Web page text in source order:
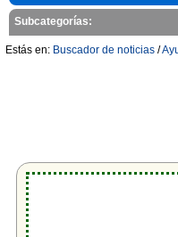
Subcategorías:
Estás en: Buscador de noticias /